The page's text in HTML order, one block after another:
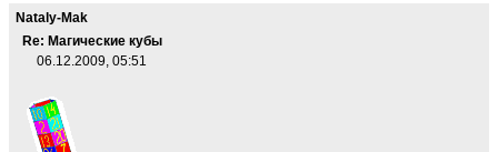
Nataly-Mak
Re: Магические кубы
06.12.2009, 05:51